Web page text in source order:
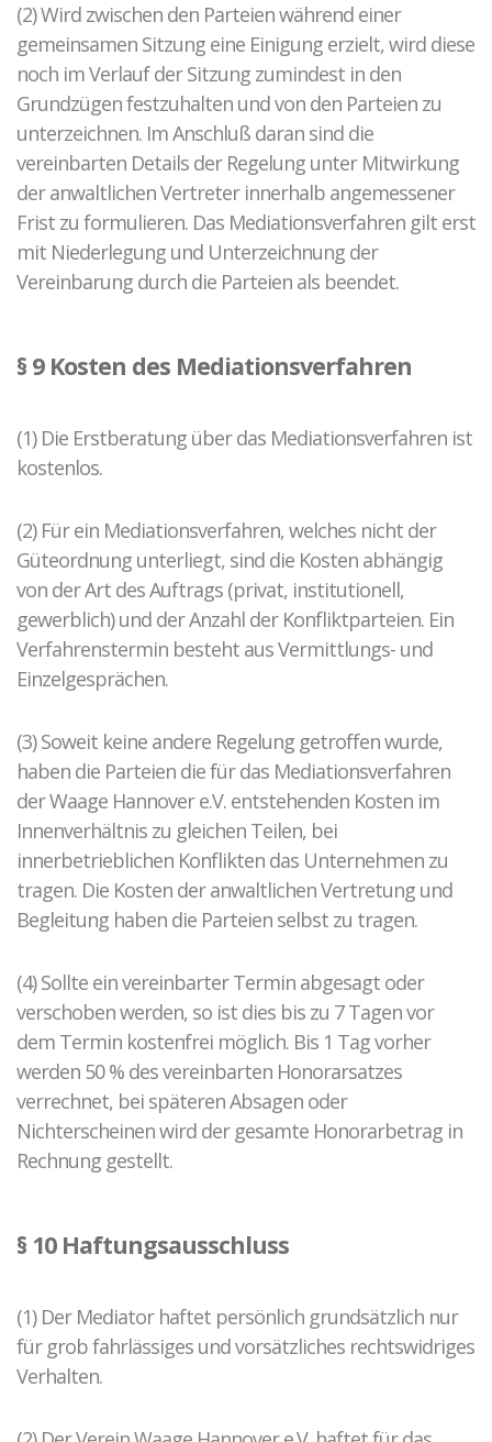
(2) Wird zwischen den Parteien während einer
gemeinsamen Sitzung eine Einigung erzielt, wird diese
noch im Verlauf der Sitzung zumindest in den
Grundzügen festzuhalten und von den Parteien zu
unterzeichnen. Im Anschluß daran sind die
vereinbarten Details der Regelung unter Mitwirkung
der anwaltlichen Vertreter innerhalb angemessener
Frist zu formulieren. Das Mediationsverfahren gilt erst
mit Niederlegung und Unterzeichnung der
Vereinbarung durch die Parteien als beendet.
§ 9 Kosten des Mediationsverfahren
(1) Die Erstberatung über das Mediationsverfahren ist
kostenlos.
(2) Für ein Mediationsverfahren, welches nicht der
Güteordnung unterliegt, sind die Kosten abhängig
von der Art des Auftrags (privat, institutionell,
gewerblich) und der Anzahl der Konfliktparteien. Ein
Verfahrenstermin besteht aus Vermittlungs- und
Einzelgesprächen.
(3) Soweit keine andere Regelung getroffen wurde,
haben die Parteien die für das Mediationsverfahren
der Waage Hannover e.V. entstehenden Kosten im
Innenverhältnis zu gleichen Teilen, bei
innerbetrieblichen Konflikten das Unternehmen zu
tragen. Die Kosten der anwaltlichen Vertretung und
Begleitung haben die Parteien selbst zu tragen.
(4) Sollte ein vereinbarter Termin abgesagt oder
verschoben werden, so ist dies bis zu 7 Tagen vor
dem Termin kostenfrei möglich. Bis 1 Tag vorher
werden 50 % des vereinbarten Honorarsatzes
verrechnet, bei späteren Absagen oder
Nichterscheinen wird der gesamte Honorarbetrag in
Rechnung gestellt.
§ 10 Haftungsausschluss
(1) Der Mediator haftet persönlich grundsätzlich nur
für grob fahrlässiges und vorsätzliches rechtswidriges
Verhalten.